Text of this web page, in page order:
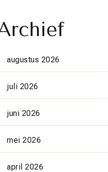
augustus 2026
juli 2026
juni 2026
mei 2026
april 2026